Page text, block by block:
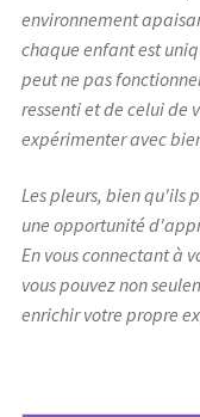
environnement
chaque enfant est
peut ne pas
ressenti et de celui de
expérimenter avec
Les pleurs, bien qu'ils
une opportunité
En vous connectant à
vous pouvez non
enrichir votre propre